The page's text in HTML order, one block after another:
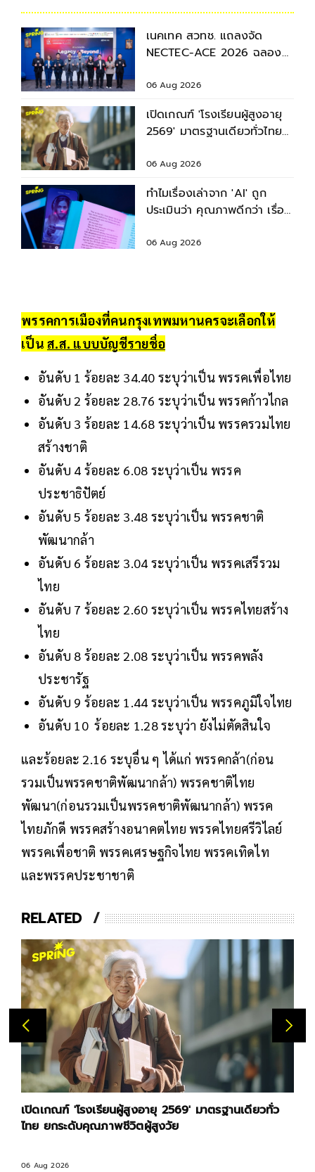
เนคเทค สวทช. แถลงจัด
NECTEC-ACE 2026 ฉลอง
Beyond'
06 Aug 2026
เปิดเกณฑ์ 'โรงเรียนผู้สูงอายุ
2569' มาตรฐานเดียวทั่วไทย
06 Aug 2026
ทำไมเรื่องเล่าจาก 'AI' ถูก
ประเมินว่า คุณภาพดีกว่า เรื่อง
06 Aug 2026
พรรคการเมืองที่คนกรุงเทพมหานครจะเลือกให้
เป็น ส.ส. แบบบัญชีรายชื่อ
อันดับ 1 ร้อยละ 34.40 ระบุว่าเป็น พรรคเพื่อไทย
อันดับ 2 ร้อยละ 28.76 ระบุว่าเป็น พรรคก้าวไกล
อันดับ 3 ร้อยละ 14.68 ระบุว่าเป็น พรรครวมไทย
สร้างชาติ
อันดับ 4 ร้อยละ 6.08 ระบุว่าเป็น พรรค
ประชาธิปัตย์
อันดับ 5 ร้อยละ 3.48 ระบุว่าเป็น พรรคชาติ
พัฒนากล้า
อันดับ 6 ร้อยละ 3.04 ระบุว่าเป็น พรรคเสรีรวม
ไทย
อันดับ 7 ร้อยละ 2.60 ระบุว่าเป็น พรรคไทยสร้าง
ไทย
อันดับ 8 ร้อยละ 2.08 ระบุว่าเป็น พรรคพลัง
ประชารัฐ
อันดับ 9 ร้อยละ 1.44 ระบุว่าเป็น พรรคภูมิใจไทย
อันดับ 10 ร้อยละ 1.28 ระบุว่า ยังไม่ตัดสินใจ
และร้อยละ 2.16 ระบุอื่น ๆ ได้แก่ พรรคกล้า(ก่อน
รวมเป็นพรรคชาติพัฒนากล้า) พรรคชาติไทย
พัฒนา(ก่อนรวมเป็นพรรคชาติพัฒนากล้า) พรรค
ไทยภักดี พรรคสร้างอนาคตไทย พรรคไทยศรีวิไลย์
พรรคเพื่อชาติ พรรคเศรษฐกิจไทย พรรคเทิดไท
และพรรคประชาชาติ
RELATED
เปิดเกณฑ์ 'โรงเรียนผู้สูงอายุ 2569' มาตรฐานเดียวทั่ว
ไทย ยกระดับคุณภาพชีวิตผู้สูงวัย
06 Aug 2026